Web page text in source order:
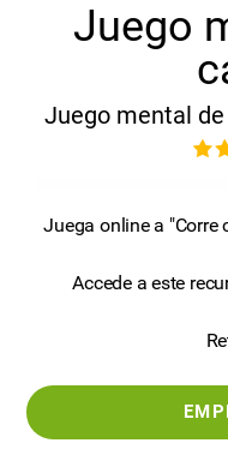
Juego
Juego mental
Juega online a "Corre
Accede a este